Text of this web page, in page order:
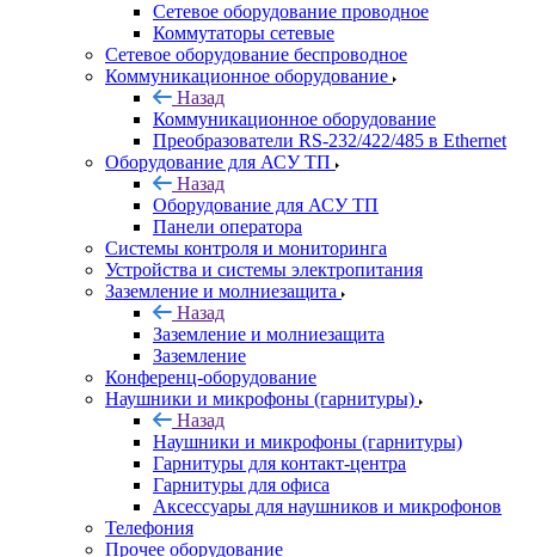
Сетевое оборудование проводное
Коммутаторы сетевые
Сетевое оборудование беспроводное
Коммуникационное оборудование
Назад
Коммуникационное оборудование
Преобразователи RS-232/422/485 в Ethernet
Оборудование для АСУ ТП
Назад
Оборудование для АСУ ТП
Панели оператора
Системы контроля и мониторинга
Устройства и системы электропитания
Заземление и молниезащита
Назад
Заземление и молниезащита
Заземление
Конференц-оборудование
Наушники и микрофоны (гарнитуры)
Назад
Наушники и микрофоны (гарнитуры)
Гарнитуры для контакт-центра
Гарнитуры для офиса
Аксессуары для наушников и микрофонов
Телефония
Прочее оборудование